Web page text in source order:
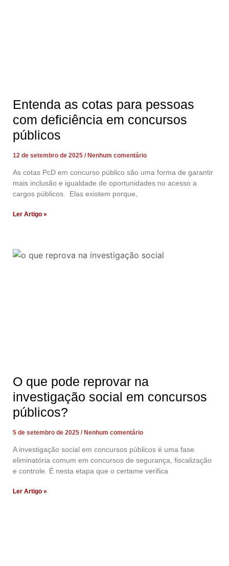
Entenda as cotas para pessoas
com deficiência em concursos
públicos
12 de setembro de 2025 Nenhum comentário
As cotas PcD em concurso público são uma forma de garantir
mais inclusão e igualdade de oportunidades no acesso a
cargos públicos. Elas existem porque,
Ler Artigo »
O que pode reprovar na
investigação social em concursos
públicos?
5 de setembro de 2025 Nenhum comentário
A investigação social em concursos públicos é uma fase
eliminatória comum em concursos de segurança, fiscalização
e controle. É nesta etapa que o certame verifica
Ler Artigo »